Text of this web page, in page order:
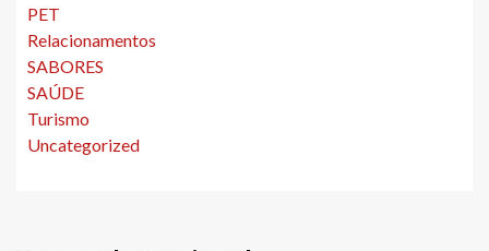
PET
Relacionamentos
SABORES
SAÚDE
Turismo
Uncategorized